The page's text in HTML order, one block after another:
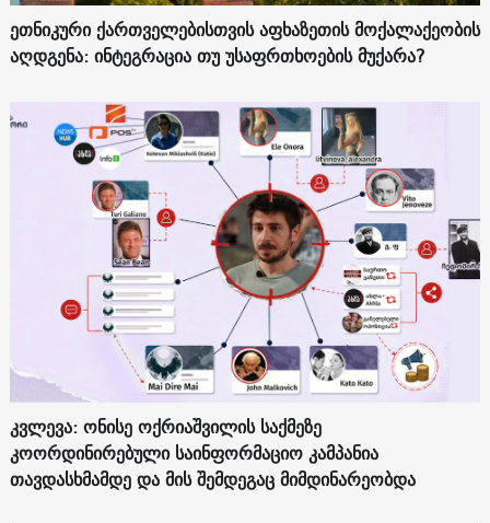
ეთნიკური ქართველებისთვის აფხაზეთის მოქალაქეობის
აღდგენა: ინტეგრაცია თუ უსაფრთხოების მუქარა?
კვლევა: ონისე ოქრიაშვილის საქმეზე
კოორდინირებული საინფორმაციო კამპანია
თავდასხმამდე და მის შემდეგაც მიმდინარეობდა